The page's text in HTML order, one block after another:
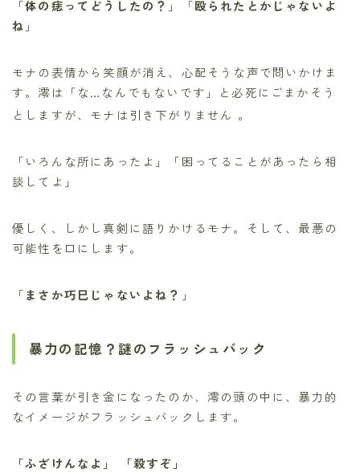
「体の痣ってどうしたの？ 」「殴られたとかじゃないよ
ね 」
モナの表情から笑顔が消え、心配そうな声で問いかけま
す。澪は「な…なんでもないです」と必死にごまかそう
としますが、モナは引き下がりません 。
「いろんな所にあったよ」「困ってることがあったら相
談してよ」
優しく、しかし真剣に語りかけるモナ。そして、最悪の
可能性を口にします。
「まさか巧巳じゃないよね？ 」
暴力の記憶？謎のフラッシュバック
その言葉が引き金になったのか、澪の頭の中に、暴力的
なイメージがフラッシュバックします。
「ふざけんなよ」 「殺すぞ」